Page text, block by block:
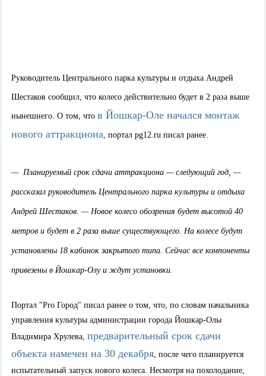
Руководитель Центрального парка культуры и отдыха Андрей
Шестаков сообщил, что колесо действительно будет в 2 раза выше
нынешнего. О том, что в Йошкар-Оле начался монтаж
нового аттракциона, портал pg12.ru писал ранее.
— Планируемый срок сдачи аттракциона — следующий год, —
рассказал руководитель Центрального парка культуры и отдыха
Андрей Шестаков. — Новое колесо обозрения будет высотой 40
метров и будет в 2 раза выше существующего. На колесе будут
установлены 18 кабинок закрытого типа. Сейчас все компоненты
привезены в Йошкар-Олу и ждут установки.
Портал "Pro Город" писал ранее о том, что, по словам начальника
управления культуры администрации города Йошкар-Олы
Владимира Хрулева, предварительный срок сдачи
объекта намечен на 30 декабря, после чего планируется
испытательный запуск нового колеса. Несмотря на похолодание,